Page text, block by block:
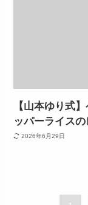
【山本ゆり式
ッパーライス
2026年6月29日